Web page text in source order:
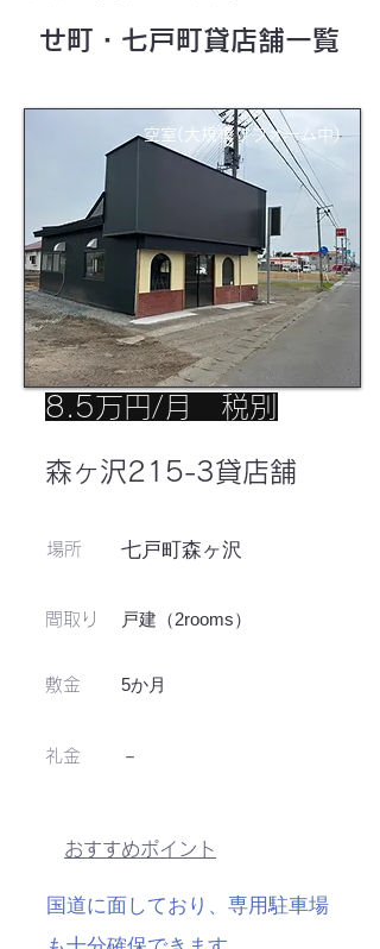
せ町・七戸町貸店舗一覧
空室(大規模リフォーム中)
8.5万円/月 税別
森ヶ沢215-3貸店舗
場所 七戸町森ヶ沢
​間取り 戸建（2rooms）
敷金
​礼金
5か月
－
おすすめポイント
国道に面しており、専用駐車場